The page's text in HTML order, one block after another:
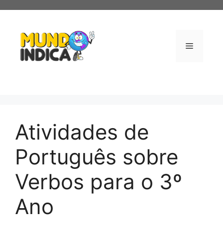
conteúdo
Menu
Atividades de
Português sobre
Verbos para o 3º
Ano